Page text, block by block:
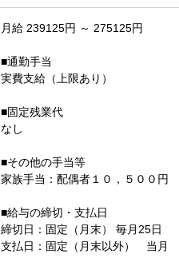
月給 239125円 ～ 275125円
■通勤手当
実費支給（上限あり）
■固定残業代
なし
■その他の手当等
家族手当：配偶者１０，
■給与の締切・支払日
締切日：固定（月末） 毎月25日
支払日：固定（月末以外） 当